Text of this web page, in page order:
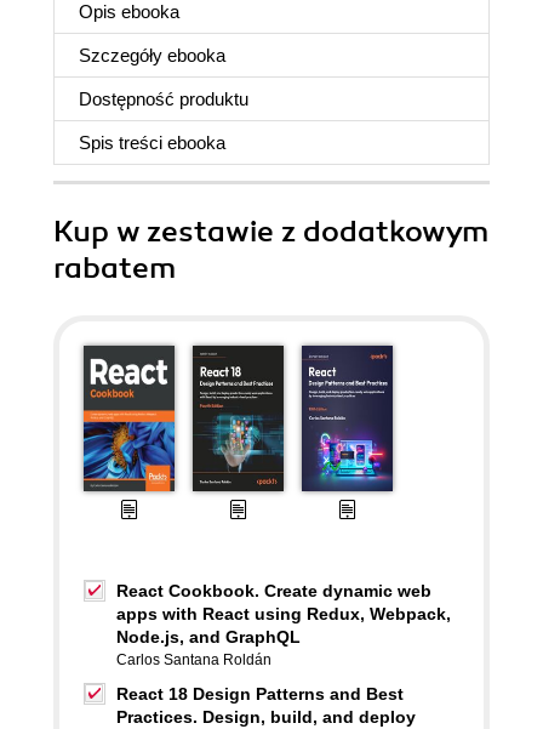
Opis ebooka
Szczegóły ebooka
Dostępność produktu
Spis treści ebooka
Kup w zestawie z dodatkowym
rabatem
React Cookbook. Create dynamic web
apps with React using Redux, Webpack,
Node.js, and GraphQL
Carlos Santana Roldán
React 18 Design Patterns and Best
Practices. Design, build, and deploy